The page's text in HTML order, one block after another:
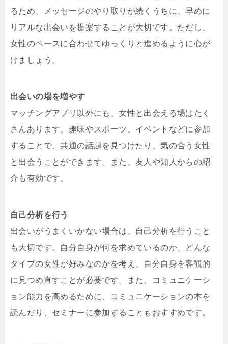
るため、メッセージのやり取りが続くうちに、早めに
リアルな出会いを提案することが大切です。ただし、
女性のペースに合わせてゆっくりと進めるように心が
けましょう。
出会いの場を増やす
マッチングアプリ以外にも、女性と出会える場はたく
さんあります。趣味やスポーツ、イベントなどに参加
することで、共通の話題を見つけたり、気の合う女性
と出会うことができます。また、友人や知人からの紹
介も有効です。
自己分析を行う
出会いがうまくいかない場合は、自己分析を行うこと
も大切です。自分自身が何を求めているのか、どんな
タイプの女性が好みなのかを考え、自分自身を客観的
に見つめ直すことが必要です。また、コミュニケーシ
ョン能力を高めるために、コミュニケーションの本を
読んだり、セミナーに参加することもおすすめです。